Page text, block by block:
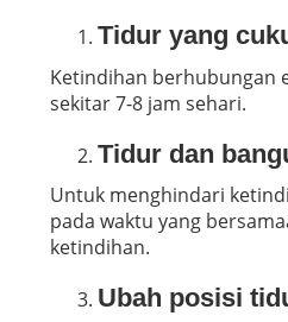
Tidur yang
Ketindihan berhubungan
sekitar 7-8 jam sehari.
Tidur dan
Untuk menghindari
pada waktu yang
ketindihan.
Ubah posisi